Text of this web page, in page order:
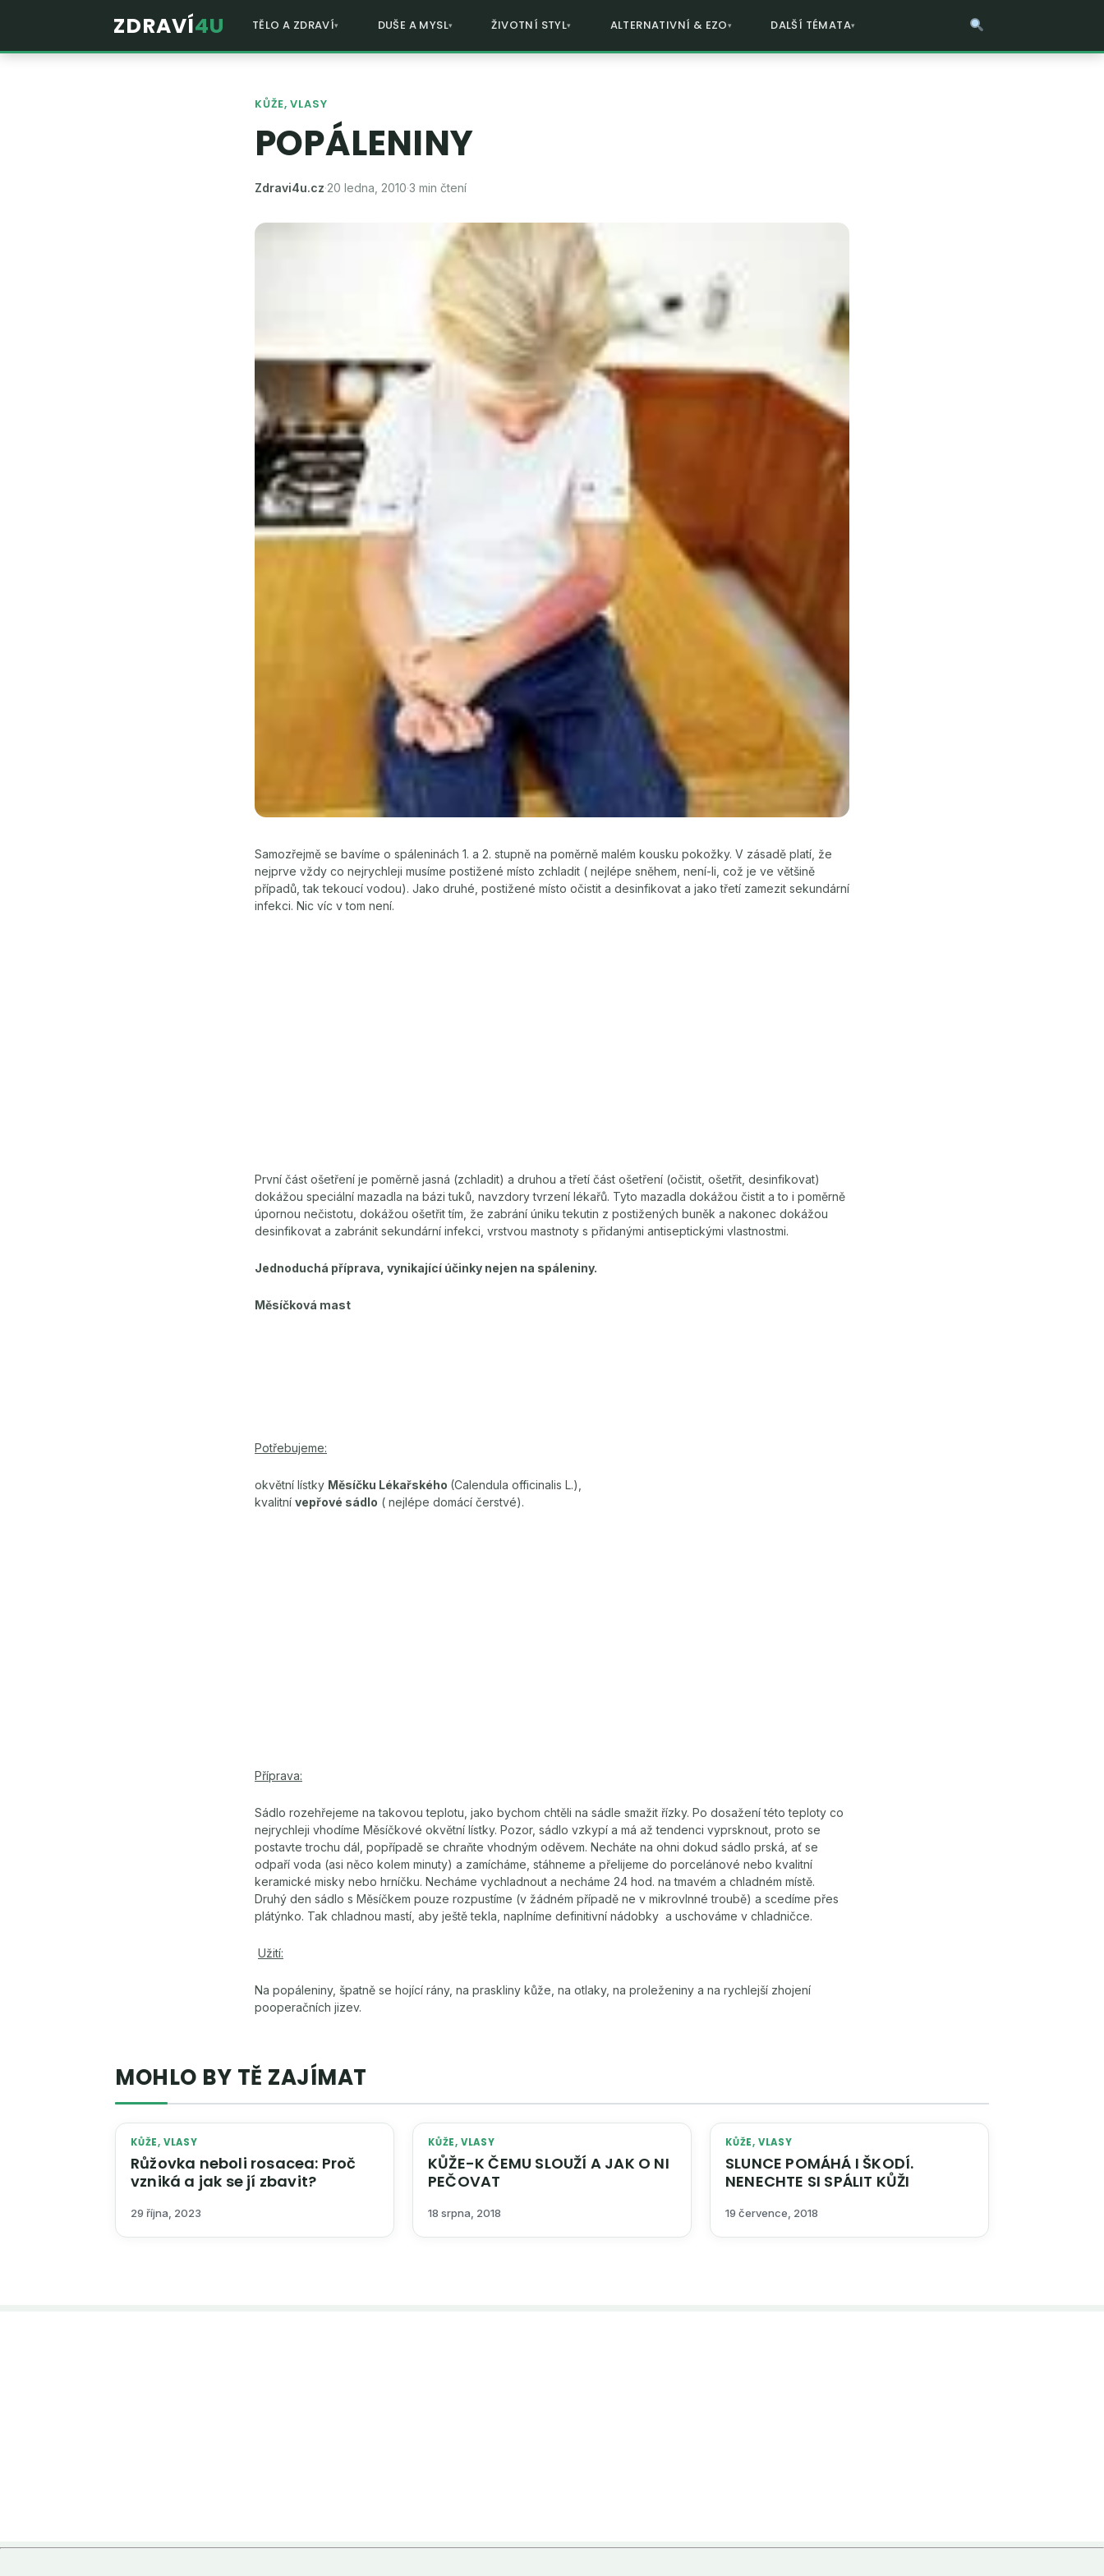
ZDRAVÍ4U TĚLO A ZDRAVÍ DUŠE A MYSL ŽIVOTNÍ STYL ALTERNATIVNÍ & EZO DALŠÍ TÉMATA
KŮŽE, VLASY
POPÁLENINY
Zdravi4u.cz·20 ledna, 2010·3 min čtení
Samozřejmě se bavíme o spáleninách 1. a 2. stupně na poměrně malém kousku pokožky. V zásadě platí, že
nejprve vždy co nejrychleji musíme postižené místo zchladit ( nejlépe sněhem, není-li, což je ve většině
případů, tak tekoucí vodou). Jako druhé, postižené místo očistit a desinfikovat a jako třetí zamezit sekundární
infekci. Nic víc v tom není.
První část ošetření je poměrně jasná (zchladit) a druhou a třetí část ošetření (očistit, ošetřit, desinfikovat)
dokážou speciální mazadla na bázi tuků, navzdory tvrzení lékařů. Tyto mazadla dokážou čistit a to i poměrně
úpornou nečistotu, dokážou ošetřit tím, že zabrání úniku tekutin z postižených buněk a nakonec dokážou
desinfikovat a zabránit sekundární infekci, vrstvou mastnoty s přidanými antiseptickými vlastnostmi.
Jednoduchá příprava, vynikající účinky nejen na spáleniny.
Měsíčková mast
Potřebujeme:
okvětní lístky Měsíčku Lékařského (Calendula officinalis L.),
kvalitní vepřové sádlo ( nejlépe domácí čerstvé).
Příprava:
Sádlo rozehřejeme na takovou teplotu, jako bychom chtěli na sádle smažit řízky. Po dosažení této teploty co
nejrychleji vhodíme Měsíčkové okvětní lístky. Pozor, sádlo vzkypí a má až tendenci vyprsknout, proto se
postavte trochu dál, popřípadě se chraňte vhodným oděvem. Necháte na ohni dokud sádlo prská, ať se
odpaří voda (asi něco kolem minuty) a zamícháme, stáhneme a přelijeme do porcelánové nebo kvalitní
keramické misky nebo hrníčku. Necháme vychladnout a necháme 24 hod. na tmavém a chladném místě.
Druhý den sádlo s Měsíčkem pouze rozpustíme (v žádném případě ne v mikrovlnné troubě) a scedíme přes
plátýnko. Tak chladnou mastí, aby ještě tekla, naplníme definitivní nádobky a uschováme v chladničce.
Užití:
Na popáleniny, špatně se hojící rány, na praskliny kůže, na otlaky, na proleženiny a na rychlejší zhojení
pooperačních jizev.
MOHLO BY TĚ ZAJÍMAT
KŮŽE, VLASY
Růžovka neboli rosacea: Proč
vzniká a jak se jí zbavit?
29 října, 2023
KŮŽE, VLASY
KŮŽE-K ČEMU SLOUŽÍ A JAK O NI
PEČOVAT
18 srpna, 2018
KŮŽE, VLASY
SLUNCE POMÁHÁ I ŠKODÍ.
NENECHTE SI SPÁLIT KŮŽI
19 července, 2018